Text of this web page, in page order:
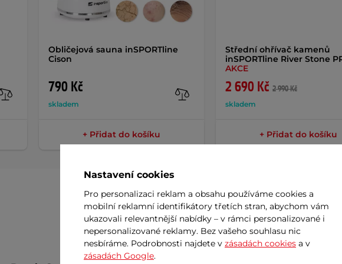
Obličejová sauna inSPORTline
Cison
790 Kč
skladem
+ Přidat do košíku
Střední ohřívač kamenů
inSPORTline River Stone
AKCE
2 690 Kč 2 990 Kč
skladem
+ Přidat do košíku
Nastavení cookies
Pro personalizaci reklam a obsahu používáme cookies a
mobilní reklamní identifikátory třetích stran, abychom vám
ukazovali relevantnější nabídky – v rámci personalizované i
nepersonalizované reklamy. Bez vašeho souhlasu nic
nesbíráme. Podrobnosti najdete v zásadách cookies a v
zásadách Google.